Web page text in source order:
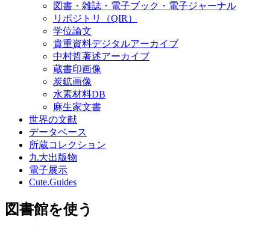
図書・雑誌・電子ブック・電子ジャーナル
リポジトリ（QIR）
学位論文
貴重資料デジタルアーカイブ
中村哲著述アーカイブ
蔵書印画像
炭鉱画像
水素材料DB
麻生家文書
世界の文献
データベース
所蔵コレクション
九大出版物
電子展示
Cute.Guides
図書館を使う